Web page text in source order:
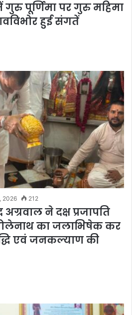
गुरु पूर्णिमा पर गुरु महिमा
हुई संगतें
2026 212
ने दक्ष प्रजापति
का जलाभिषेक कर
एवं जनकल्याण की